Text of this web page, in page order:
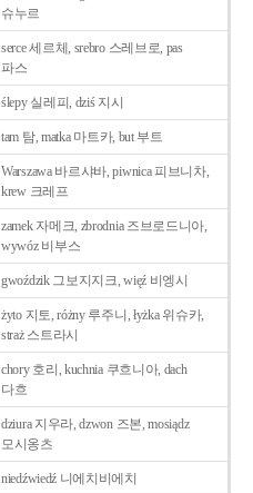
슈누르
serce 세르체, srebro 스레브로, pas
파스
ślepy 실레피, dziś 지시
tam 탐, matka 마트카, but 부트
Warszawa 바르샤바, piwnica 피브니차,
krew 크레프
zamek 자메크, zbrodnia 즈브로드니아,
wywóz 비부스
gwoździk 그보지지크, więź 비엥시
żyto 지토, różny 루주니, łyżka 위슈카,
straż 스트라시
chory 호리, kuchnia 쿠흐니아, dach
다흐
dziura 지우라, dzwon 즈본, mosiądz
모시옹츠
niedźwiedź 니에치비에치